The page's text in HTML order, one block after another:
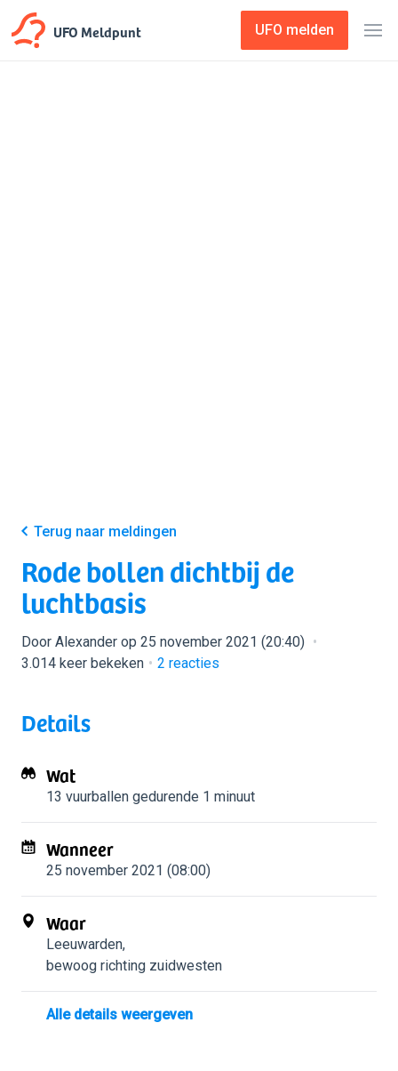
UFO Meldpunt UFO melden
Terug naar meldingen
Rode bollen dichtbij de
luchtbasis
Door Alexander op 25 november 2021 (20:40)
3.014 keer bekeken
2 reacties
Details
Wat
13 vuurballen gedurende 1 minuut
Wanneer
25 november 2021 (08:00)
Waar
Leeuwarden,
bewoog richting zuidwesten
Alle details weergeven